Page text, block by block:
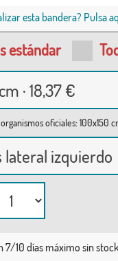
esta bandera? Pulsa
estándar
· 18,37 €
oficiales: 100x150
lateral izquierdo
7/10 días máximo sin